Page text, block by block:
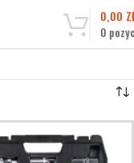
0
0,00